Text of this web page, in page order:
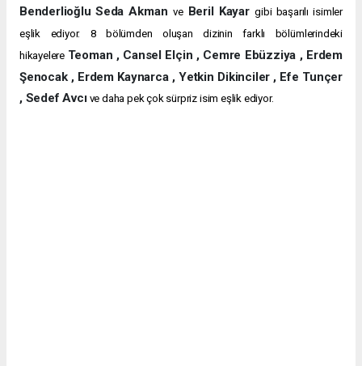
Benderlioğlu Seda Akman veBeril Kayargibi başarılı isimler
eşlik ediyor. 8 bölümden oluşan dizinin farklı bölümlerindeki
hikayelere Teoman , Cansel Elçin , Cemre Ebüzziya , Erdem
Şenocak , Erdem Kaynarca , Yetkin Dikinciler , Efe Tunçer
, Sedef Avcıve daha pek çok sürpriz isim eşlik ediyor.